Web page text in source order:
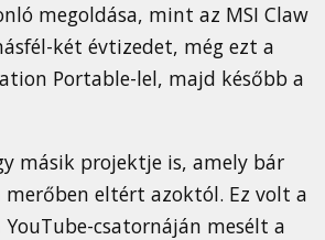
megoldása, mint az MSI Claw
két évtizedet, még ezt a
Portable-lel, majd később a
másik projektje is, amely bár
eltért azoktól. Ez volt a
csatornáján mesélt a